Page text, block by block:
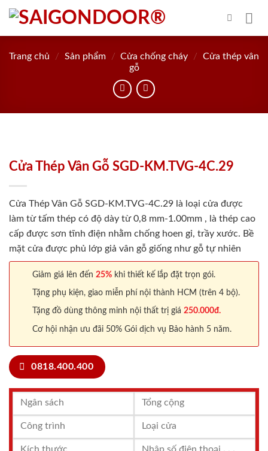
Skip
content
Trang chủ / Sản phẩm / Cửa chống cháy /
Cửa thép vân
gỗ
Cửa Thép Vân Gỗ SGD-KM.TVG-4C.29
Cửa Thép Vân Gỗ SGD-KM.TVG-4C.29 là loại cửa được
làm từ tấm thép có độ dày từ 0,8 mm-1.00mm , là thép cao
cấp được sơn tĩnh điện nhằm chống hoen gỉ, trầy xước. Bề
mặt cửa được phủ lớp giả vân gỗ giống như gỗ tự nhiên
Giảm giá lên đến 25% khi thiết kế lắp đặt trọn gói.
Tặng phụ kiện, giao miễn phí nội thành HCM (trên 4 bộ).
Tặng đồ dùng thông minh nội thất trị giá 250.000đ.
Cơ hội nhận ưu đãi 50% Gói dịch vụ Bảo hành 5 năm.
0818.400.400